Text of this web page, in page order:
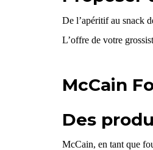
De l’apéritif au snack
L’offre de votre
McCain
Des
McCain, en tant que